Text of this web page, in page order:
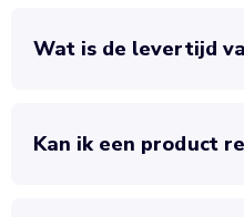
Wat is de levertijd
Kan ik een product